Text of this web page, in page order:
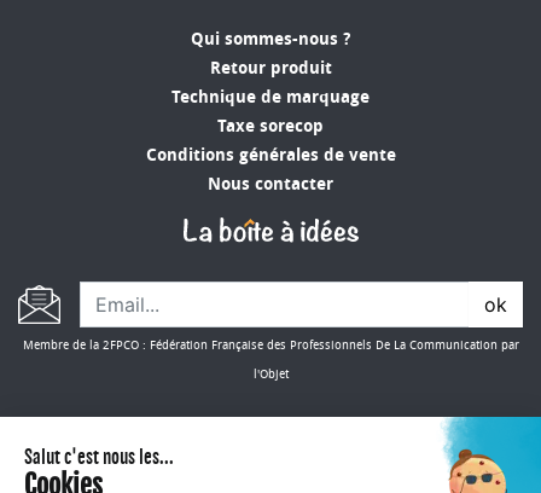
Qui sommes-nous ?
Retour produit
Technique de marquage
Taxe sorecop
Conditions générales de vente
Nous contacter
ok
Membre de la 2FPCO : Fédération Française des Professionnels De La Communication par
l'Objet